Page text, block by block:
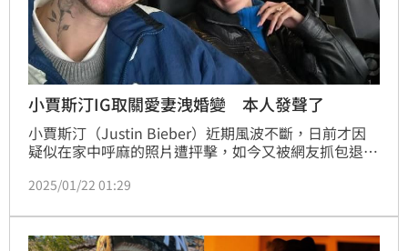
小賈斯汀IG取關愛妻洩婚變 本人發聲了
小賈斯汀（Justin Bieber）近期風波不斷，日前才因
疑似在家中呼麻的照片遭抨擊，如今又被網友抓包退追
後，小賈斯汀與海莉的感情狀態備受討論，為此，小賈
用。
2025/01/22 01:29